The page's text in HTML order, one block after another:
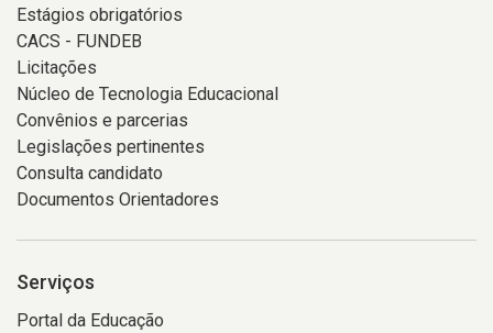
Estágios obrigatórios
CACS - FUNDEB
Licitações
Núcleo de Tecnologia Educacional
Convênios e parcerias
Legislações pertinentes
Consulta candidato
Documentos Orientadores
Serviços
Portal da Educação